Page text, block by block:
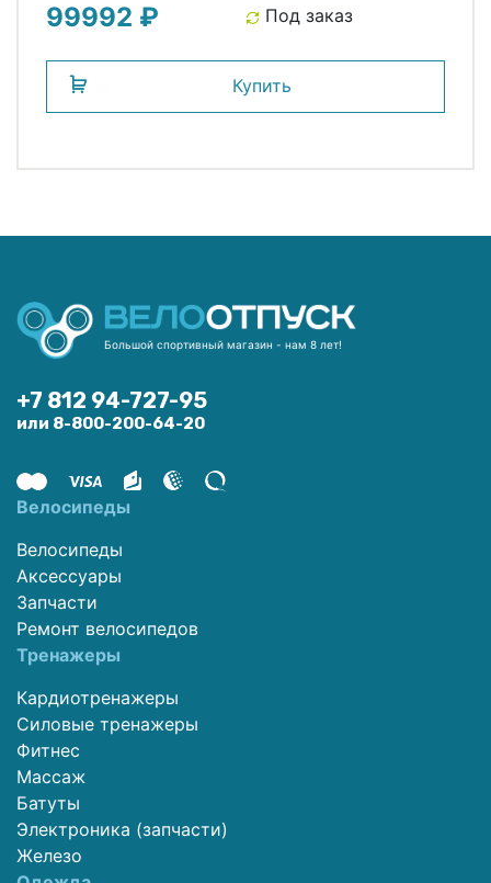
99992 ₽ Под заказ
Купить
Большой спортивный магазин - нам 8 лет!
+7 812 94-727-95
или 8-800-200-64-20
Велосипеды
Велосипеды
Аксессуары
Запчасти
Ремонт велосипедов
Тренажеры
Кардиотренажеры
Силовые тренажеры
Фитнес
Массаж
Батуты
Электроника (запчасти)
Железо